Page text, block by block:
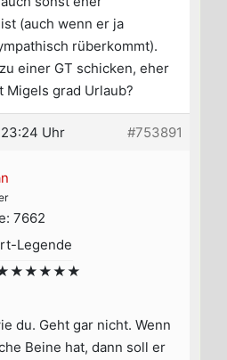
(auch wenn er ja
rüberkommt).
einer GT schicken, eher
Migels grad Urlaub?
Uhr #753891
7662
Legende
du. Geht gar nicht. Wenn
Beine hat, dann soll er